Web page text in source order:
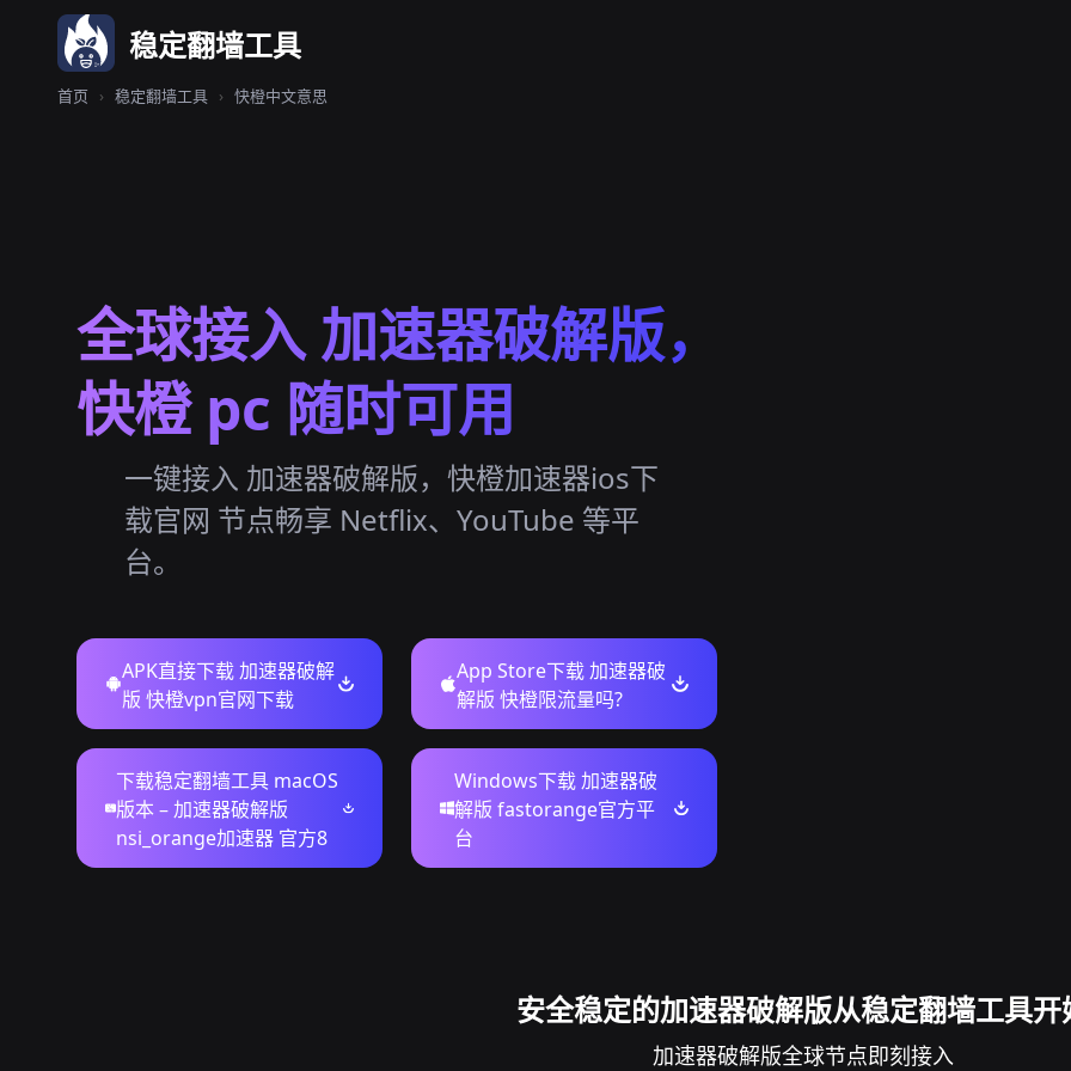
稳定翻墙工具
首页 › 稳定翻墙工具 › 快橙中文意思
全球接入 加速器破解版，
快橙 pc 随时可用
一键接入 加速器破解版，快橙加速器ios下
载官网 节点畅享 Netflix、YouTube 等平
台。
APK直接下载 加速器破解
版 快橙vpn官网下载
App Store下载 加速器破
解版 快橙限流量吗?
下载稳定翻墙工具 macOS
版本 – 加速器破解版
nsi_orange加速器 官方8
Windows下载 加速器破
解版 fastorange官方平
台
安全稳定的加速器破解版从稳定翻墙工具开
加速器破解版全球节点即刻接入